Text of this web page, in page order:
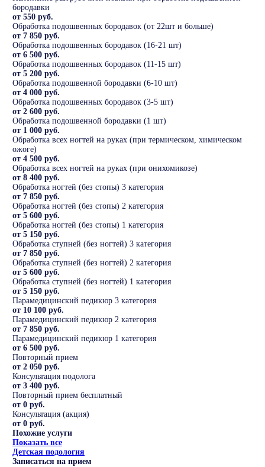
бородавки
от 550 руб.
Обработка подошвенных бородавок (от 22шт и больше)
от 7 850 руб.
Обработка подошвенных бородавок (16-21 шт)
от 6 500 руб.
Обработка подошвенных бородавок (11-15 шт)
от 5 200 руб.
Обработка подошвенной бородавки (6-10 шт)
от 4 000 руб.
Обработка подошвенных бородавок (3-5 шт)
от 2 600 руб.
Обработка подошвенной бородавки (1 шт)
от 1 000 руб.
Обработка всех ногтей на руках (при термическом, химическом
ожоге)
от 4 500 руб.
Обработка всех ногтей на руках (при онихомикозе)
от 8 400 руб.
Обработка ногтей (без стопы) 3 категория
от 7 850 руб.
Обработка ногтей (без стопы) 2 категория
от 5 600 руб.
Обработка ногтей (без стопы) 1 категория
от 5 150 руб.
Обработка ступней (без ногтей) 3 категория
от 7 850 руб.
Обработка ступней (без ногтей) 2 категория
от 5 600 руб.
Обработка ступней (без ногтей) 1 категория
от 5 150 руб.
Парамедицинский педикюр 3 категория
от 10 100 руб.
Парамедицинский педикюр 2 категория
от 7 850 руб.
Парамедицинский педикюр 1 категория
от 6 500 руб.
Повторный прием
от 2 050 руб.
Консультация подолога
от 3 400 руб.
Повторный прием бесплатный
от 0 руб.
Консультация (акция)
от 0 руб.
Похожие услуги
Показать все
Детская подология
Записаться на прием